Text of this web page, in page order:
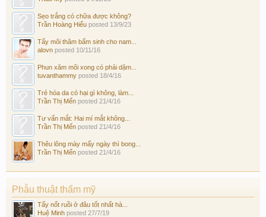
Sẹo trắng có chữa được không?
Trần Hoàng Hiếu posted 13/9/23
Tẩy môi thâm bẩm sinh cho nam...
alovn posted 10/11/16
Phun xăm môi xong có phải dặm...
tuvanthammy posted 18/4/16
Trẻ hóa da có hại gì không, làm...
Trần Thị Mến posted 21/4/16
Tư vấn mắt: Hai mí mắt không...
Trần Thị Mến posted 21/4/16
Thêu lông mày mấy ngày thì bong...
Trần Thị Mến posted 21/4/16
Phẫu thuật thẩm mỹ
Tẩy nốt ruồi ở đâu tốt nhất hà...
Huệ Minh posted 27/7/19